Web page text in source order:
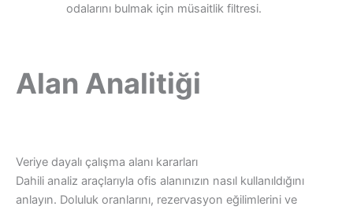
odalarını bulmak için müsaitlik filtresi.
Alan Analitiği
Veriye dayalı çalışma alanı kararları
Dahili analiz araçlarıyla ofis alanınızın nasıl kullanıldığını
anlayın. Doluluk oranlarını, rezervasyon eğilimlerini ve